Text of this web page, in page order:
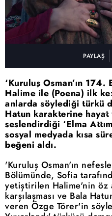
PAYLAŞ
‘Kuruluş Osman’ın
Halime ile (Poena) ilk
anlarda söylediği türkü
Hatun karakterine hayat
seslendirdiği ‘Elma
sosyal medyada kısa
beğeni aldı.
'Kuruluş Osman'ın
Bölümünde, Sofia
yetiştirilen Halime'nin öz
karşılaşması ve Bala
veren Özge Törer'in